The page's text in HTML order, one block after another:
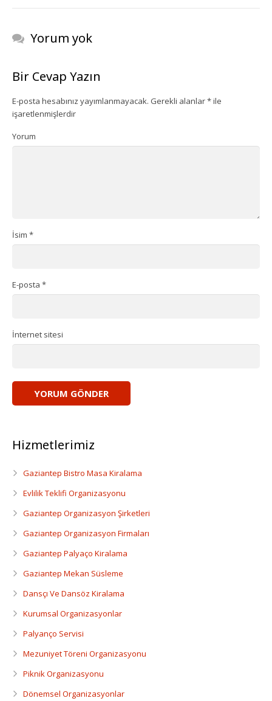
Kokteyl Organizasyonu
Animasyon & Gösteri Hizmetleri
Dönemsel Organizasyonlar
Gaziantep Bistro Masa Kiralama
Yorum yok
Bir Cevap Yazın
E-posta hesabınız yayımlanmayacak. Gerekli alanlar*ile
işaretlenmişlerdir
Yorum
İsim *
E-posta *
İnternet sitesi
Hizmetlerimiz
Gaziantep Bistro Masa Kiralama
Evlilik Teklifi Organizasyonu
Gaziantep Organizasyon Şirketleri
Gaziantep Organizasyon Firmaları
Gaziantep Palyaço Kiralama
Gaziantep Mekan Süsleme
Dansçı Ve Dansöz Kiralama
Kurumsal Organizasyonlar
Palyanço Servisi
Mezuniyet Töreni Organizasyonu
Piknik Organizasyonu
Dönemsel Organizasyonlar